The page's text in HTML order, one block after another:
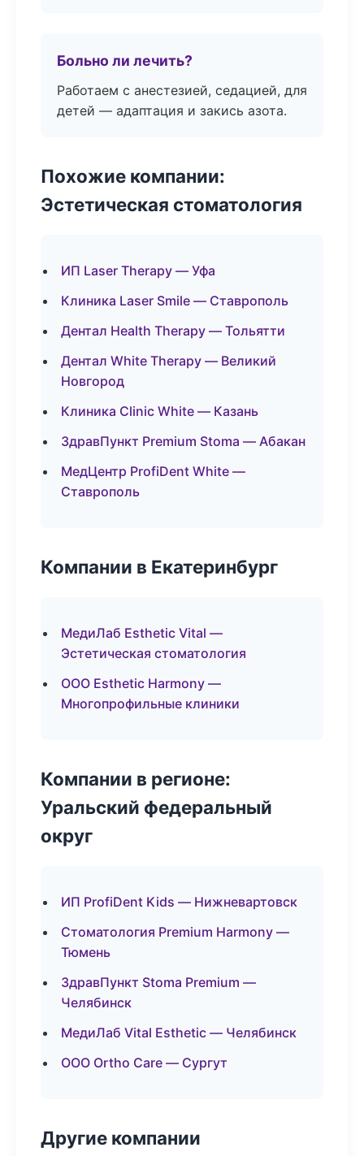
Больно ли лечить?
Работаем с анестезией, седацией, для
детей — адаптация и закись азота.
Похожие компании:
Эстетическая стоматология
ИП Laser Therapy — Уфа
Клиника Laser Smile — Ставрополь
Дентал Health Therapy — Тольятти
Дентал White Therapy — Великий
Новгород
Клиника Clinic White — Казань
ЗдравПункт Premium Stoma — Абакан
МедЦентр ProfiDent White —
Ставрополь
Компании в Екатеринбург
МедиЛаб Esthetic Vital —
Эстетическая стоматология
ООО Esthetic Harmony —
Многопрофильные клиники
Компании в регионе:
Уральский федеральный
округ
ИП ProfiDent Kids — Нижневартовск
Стоматология Premium Harmony —
Тюмень
ЗдравПункт Stoma Premium —
Челябинск
МедиЛаб Vital Esthetic — Челябинск
ООО Ortho Care — Сургут
Другие компании